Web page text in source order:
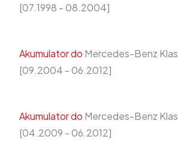
[07.1998 - 08.2004]
Akumulator do Mercedes-Benz
[09.2004 - 06.2012]
Akumulator do Mercedes-Benz
[04.2009 - 06.2012]